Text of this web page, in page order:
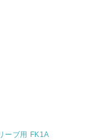
ーブ用 FK1A